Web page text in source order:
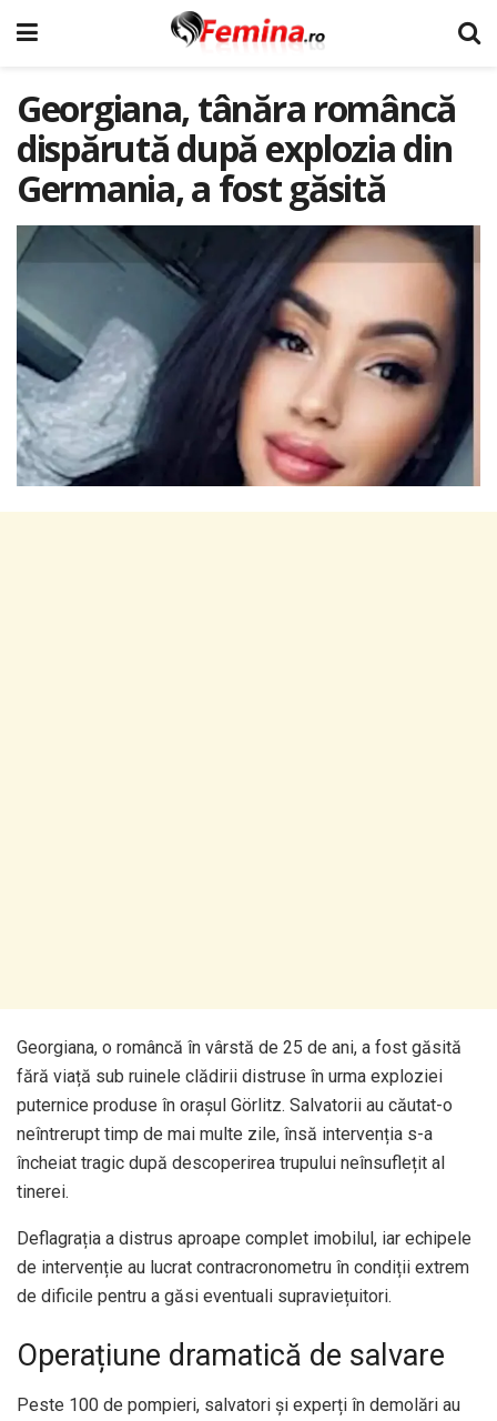
Georgiana, tânăra româncă
dispărută după explozia din
Germania, a fost găsită
Georgiana, o româncă în vârstă de 25 de ani, a fost găsită
fără viață sub ruinele clădirii distruse în urma exploziei
puternice produse în orașul Görlitz. Salvatorii au căutat-o
neîntrerupt timp de mai multe zile, însă intervenția s-a
încheiat tragic după descoperirea trupului neînsuflețit al
tinerei.
Deflagrația a distrus aproape complet imobilul, iar echipele
de intervenție au lucrat contracronometru în condiții extrem
de dificile pentru a găsi eventuali supraviețuitori.
Operațiune dramatică de salvare
Peste 100 de pompieri, salvatori și experți în demolări au